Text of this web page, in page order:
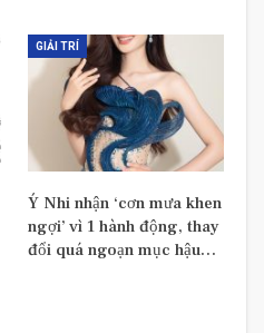
GIẢI TRÍ
Ý Nhi nhận ‘cơn mưa khen
ngợi’ vì 1 hành động, thay
đổi quá ngoạn mục hậu…